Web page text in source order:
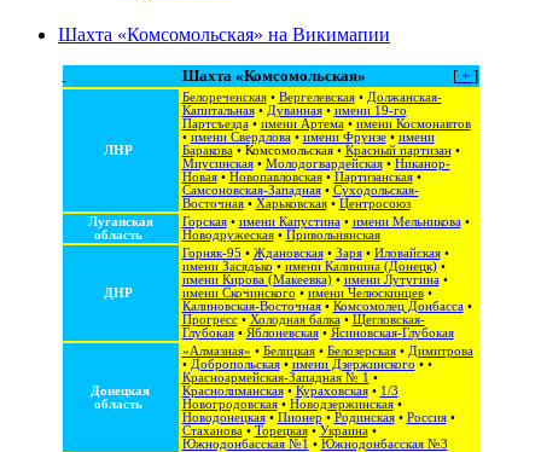
Шахта «Комсомольская» на Викимапии
[+ ]
Шахта «Комсомольская»
ЛНР
Белореченская• Вергелевская• Должанская-
Капитальная• Дуванная• имени 19-го
Партсъезда• имени Артема• имени Космонавтов
• имени Свердлова• имени Фрунзе• имени
Баракова• Комсомольская• Красный партизан•
Миусинская• Молодогвардейская• Никанор-
Новая• Новопавловская• Партизанская•
Самсоновская-Западная• Суходольская-
Восточная• Харьковская• Центросоюз
Луганская
область
Горская• имени Капустина• имени Мельникова•
Новодружеская• Привольнянская
ДНР
Горняк-95 • Ждановская• Заря• Иловайская•
имени Засядько • имени Калинина (Донецк)•
имени Кирова (Макеевка)• имени Лутугина•
имени Скочинского • имени Челюскинцев•
Калиновская-Восточная• Комсомолец Донбасса•
Прогресс• Холодная балка• Щегловская-
Глубокая• Яблоневская• Ясиновская-Глубокая
Донецкая
область
«Алмазная» • Белицкая• Белозерская• Димитрова
• Добропольская• имени Дзержинского • •
Красноармейская-Западная № 1 •
Краснолиманская• Кураховская• 1/3
Новогродовская• Новодзержинская•
Новодонецкая• Пионер • Родинская• Россия•
Стаханова• Торецкая• Украина•
Южнодонбасская №1 • Южнодонбасская №3